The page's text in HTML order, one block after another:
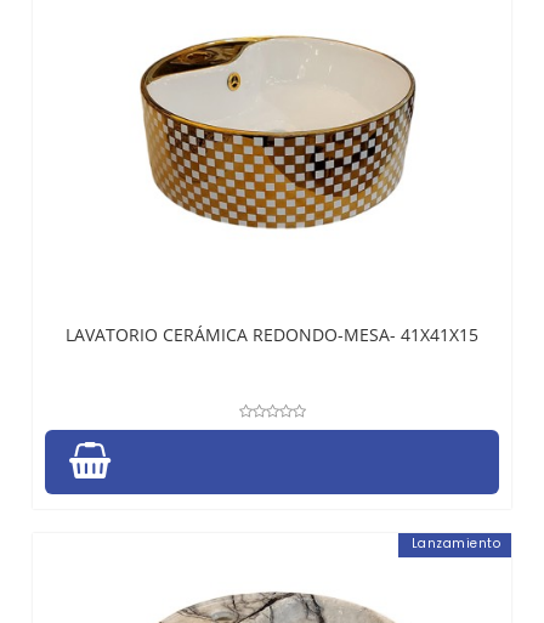
LAVATORIO CERÁMICA REDONDO-MESA- 41X41X15
Lanzamiento